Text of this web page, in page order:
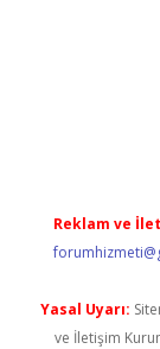
Reklam ve
Yasal Uyarı:
ve İletişim